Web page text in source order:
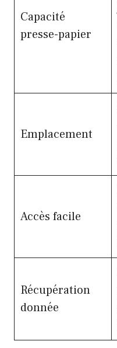
Capacité
presse-papier
Emplacement
Accès facile
Récupération
donnée